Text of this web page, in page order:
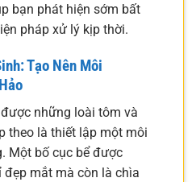
bạn phát hiện sớm bất
pháp xử lý kịp thời.
Tạo Nên Môi
những loài tôm và
theo là thiết lập một môi
Một bố cục bể được
mắt mà còn là chìa